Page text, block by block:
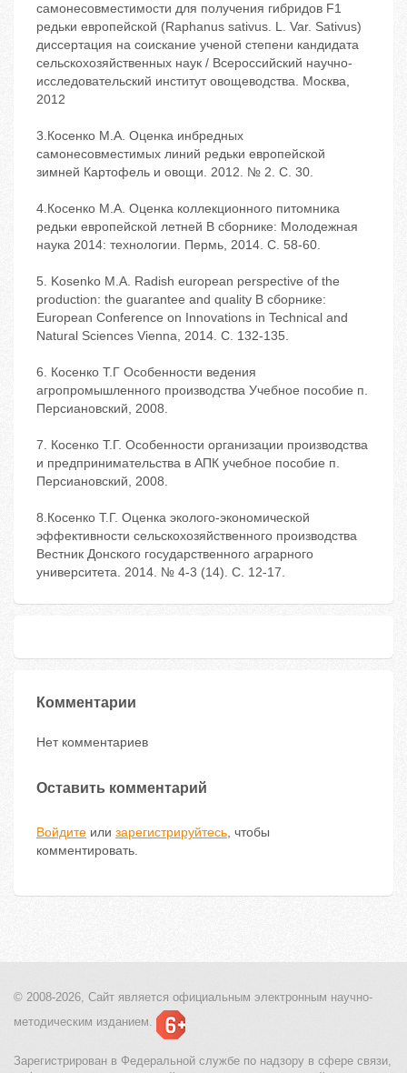
самонесовместимости для получения гибридов F1
редьки европейской (Raphanus sativus. L. Var. Sativus)
диссертация на соискание ученой степени кандидата
сельскохозяйственных наук / Всероссийский научно-
исследовательский институт овощеводства. Москва,
2012
3.Косенко М.А. Оценка инбредных
самонесовместимых линий редьки европейской
зимней Картофель и овощи. 2012. № 2. С. 30.
4.Косенко М.А. Оценка коллекционного питомника
редьки европейской летней В сборнике: Молодежная
наука 2014: технологии. Пермь, 2014. С. 58-60.
5. Kosenko M.A. Radish european perspective of the
production: the guarantee and quality В сборнике:
European Conference on Innovations in Technical and
Natural Sciences Vienna, 2014. С. 132-135.
6. Косенко Т.Г Особенности ведения
агропромышленного производства Учебное пособие п.
Персиановский, 2008.
7. Косенко Т.Г. Особенности организации производства
и предпринимательства в АПК учебное пособие п.
Персиановский, 2008.
8.Косенко Т.Г. Оценка эколого-экономической
эффективности сельскохозяйственного производства
Вестник Донского государственного аграрного
университета. 2014. № 4-3 (14). С. 12-17.
Комментарии
Нет комментариев
Оставить комментарий
Войдите или зарегистрируйтесь, чтобы
комментировать.
© 2008-2026, Сайт является официальным электронным научно-
методическим изданием.
Зарегистрирован в Федеральной службе по надзору в сфере связи,